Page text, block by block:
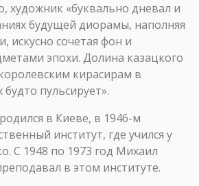
художник «буквально дневал и
будущей диорамы, наполняя
искусно сочетая фон и
эпохи. Долина казацкого
кирасирам в
пульсирует».
в Киеве, в 1946-м
институт, где учился у
С 1948 по 1973 год Михаил
в этом институте.